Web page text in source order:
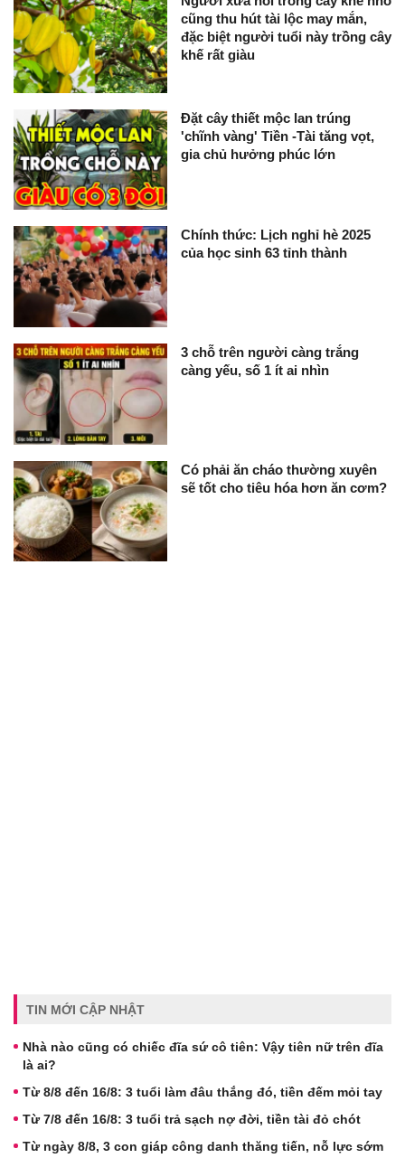
cũng thu hút tài lộc may mắn,
đặc biệt người tuổi này trồng cây
khế rất giàu
Đặt cây thiết mộc lan trúng
'chĩnh vàng' Tiền -Tài tăng vọt,
gia chủ hưởng phúc lớn
Chính thức: Lịch nghỉ hè 2025
của học sinh 63 tỉnh thành
3 chỗ trên người càng trắng
càng yếu, số 1 ít ai nhìn
Có phải ăn cháo thường xuyên
sẽ tốt cho tiêu hóa hơn ăn cơm?
TIN MỚI CẬP NHẬT
Nhà nào cũng có chiếc đĩa sứ cô tiên: Vậy tiên nữ trên đĩa
là ai?
Từ 8/8 đến 16/8: 3 tuổi làm đâu thắng đó, tiền đếm mỏi tay
Từ 7/8 đến 16/8: 3 tuổi trả sạch nợ đời, tiền tài đỏ chót
Từ ngày 8/8, 3 con giáp công danh thăng tiến, nỗ lực sớm